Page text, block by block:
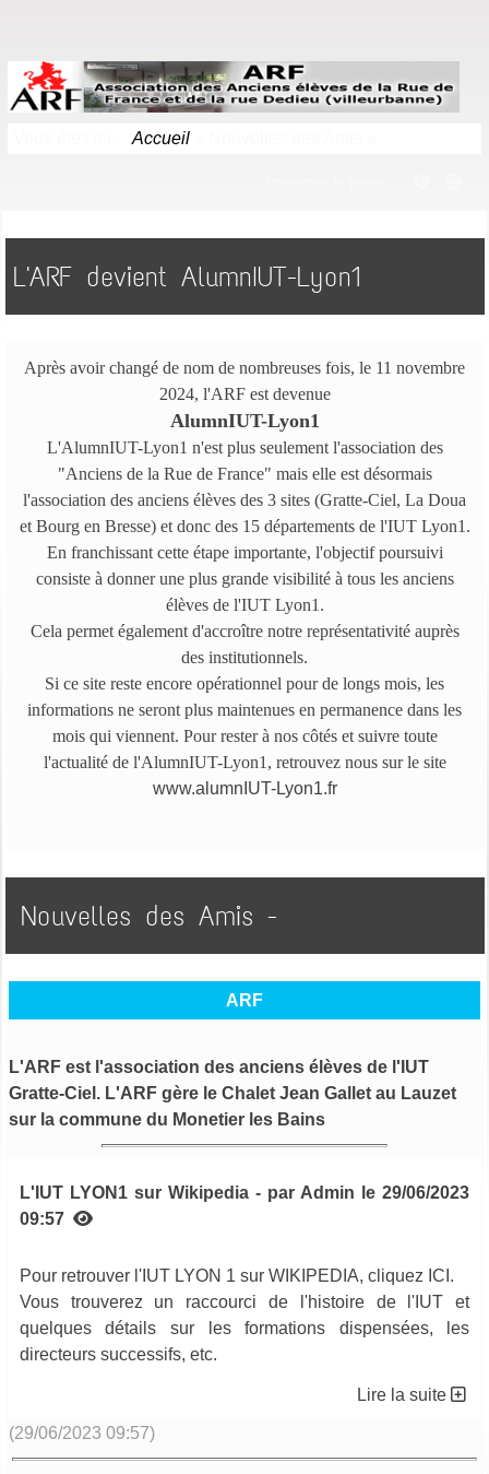
Accueil
L'ARF devient AlumnIUT-Lyon1
Après avoir changé de nom de nombreuses fois, le 11 novembre
2024, l'ARF est devenue
AlumnIUT-Lyon1
L'AlumnIUT-Lyon1 n'est plus seulement l'association des
"Anciens de la Rue de France" mais elle est désormais
l'association des anciens élèves des 3 sites (Gratte-Ciel, La Doua
et Bourg en Bresse) et donc des 15 départements de l'IUT Lyon1.
En franchissant cette étape importante, l'objectif poursuivi
consiste à donner une plus grande visibilité à tous les anciens
élèves de l'IUT Lyon1.
Cela permet également d'accroître notre représentativité auprès
des institutionnels.
Si ce site reste encore opérationnel pour de longs mois, les
informations ne seront plus maintenues en permanence dans les
mois qui viennent. Pour rester à nos côtés et suivre toute
l'actualité de l'AlumnIUT-Lyon1, retrouvez nous sur le site
www.alumnIUT-Lyon1.fr
Nouvelles des Amis -
ARF
L'ARF est l'association des anciens élèves de l'IUT
Gratte-Ciel. L'ARF gère le Chalet Jean Gallet au Lauzet
sur la commune du Monetier les Bains
L'IUT LYON1 sur Wikipedia - par Admin le 29/06/2023
09:57
Pour retrouver l'IUT LYON 1 sur WIKIPEDIA, cliquez ICI .
Vous trouverez un raccourci de l'histoire de l'IUT et
quelques détails sur les formations dispensées, les
directeurs successifs, etc.
Lire la suite
(29/06/2023 09:57)